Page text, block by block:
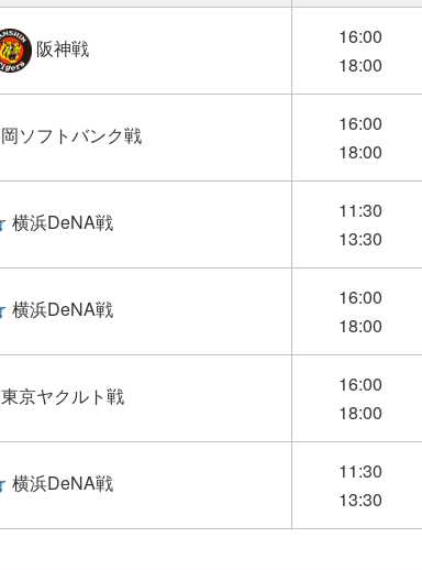
阪神戦
16:00
18:00
ソフトバンク戦
16:00
18:00
横浜DeNA戦
11:30
13:30
横浜DeNA戦
16:00
18:00
東京ヤクルト戦
16:00
18:00
横浜DeNA戦
11:30
13:30